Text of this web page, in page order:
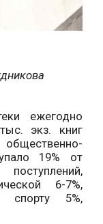
Родевич
ежегодно
экз. книг
19% от
6-7%,
спорту 5%,